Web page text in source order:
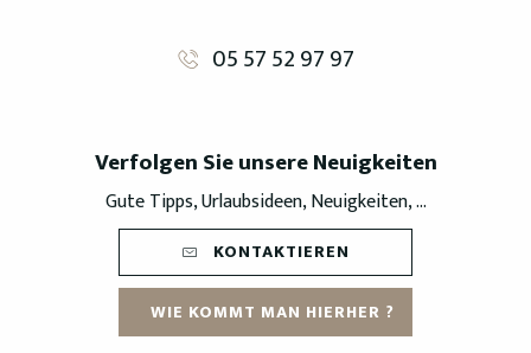
05 57 52 97 97
Verfolgen Sie unsere Neuigkeiten
Gute Tipps, Urlaubsideen, Neuigkeiten, ...
KONTAKTIEREN
WIE KOMMT MAN HIERHER ?